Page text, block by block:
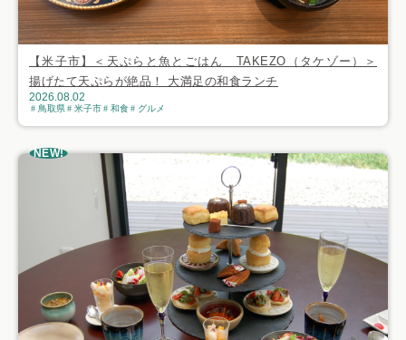
【米子市】＜天ぷらと魚とごはん TAKEZO（タケゾー）＞
揚げたて天ぷらが絶品！ 大満足の和食ランチ
2026.08.02
鳥取県 米子市 和食 グルメ
NEW!